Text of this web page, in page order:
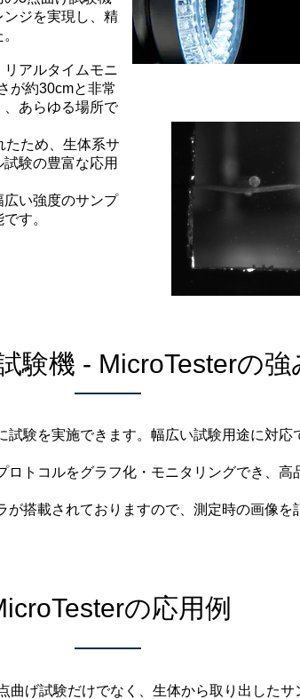
ジを実現し、精
アルタイムモニ
が約30cmと非常
あらゆる場所で
ため、生体系サ
験の豊富な応用
い強度のサンプ
す。
験機 - MicroTesterの強
験を実施できます。幅広い試験用途に対応
トコルをグラフ化・モニタリングでき、
搭載されておりますので、測定時の画像を
の応用例
曲げ試験だけでなく、生体から取り出したサ